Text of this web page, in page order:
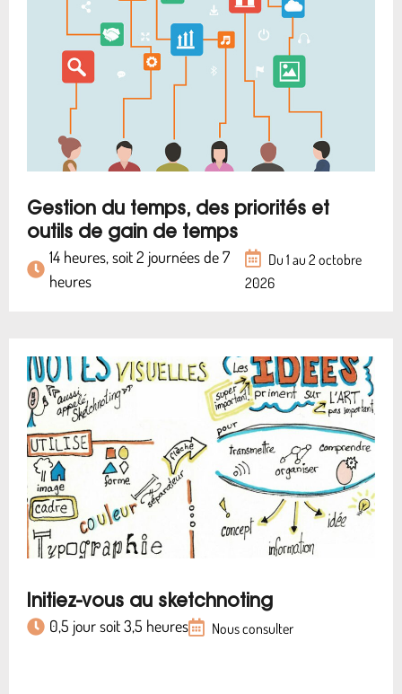
Gestion du temps, des priorités et
outils de gain de temps
14 heures, soit 2 journées de 7
heures
Du 1 au 2 octobre
2026
Initiez-vous au sketchnoting
0,5 jour soit 3,5 heures Nous consulter